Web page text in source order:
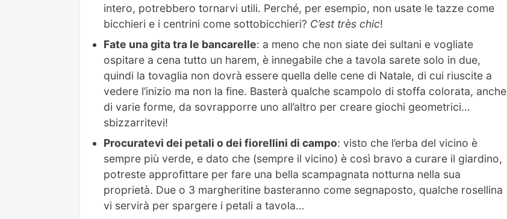
intero, potrebbero tornarvi utili. Perché, per esempio, non usate le tazze come
bicchieri e i centrini come sottobicchieri? C’est très chic!
Fate una gita tra le bancarelle: a meno che non siate dei sultani e vogliate
ospitare a cena tutto un harem, è innegabile che a tavola sarete solo in due,
quindi la tovaglia non dovrà essere quella delle cene di Natale, di cui riuscite a
vedere l’inizio ma non la fine. Basterà qualche scampolo di stoffa colorata, anche
di varie forme, da sovrapporre uno all’altro per creare giochi geometrici…
sbizzarritevi!
Procuratevi dei petali o dei fiorellini di campo: visto che l’erba del vicino è
sempre più verde, e dato che (sempre il vicino) è così bravo a curare il giardino,
potreste approfittare per fare una bella scampagnata notturna nella sua
proprietà. Due o 3 margheritine basteranno come segnaposto, qualche rosellina
vi servirà per spargere i petali a tavola…